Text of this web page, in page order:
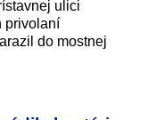
ulici
privolaní
do mostnej